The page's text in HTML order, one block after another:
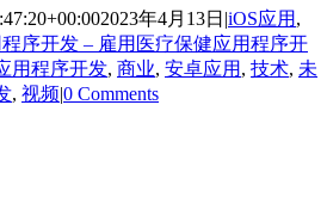
2023年4月13日 |iOS应用 ,
序开发 – 雇用医疗保健应用程序开
用程序开发, 商业, 安卓应用 , 技术, 未
, 视频|0 Comments